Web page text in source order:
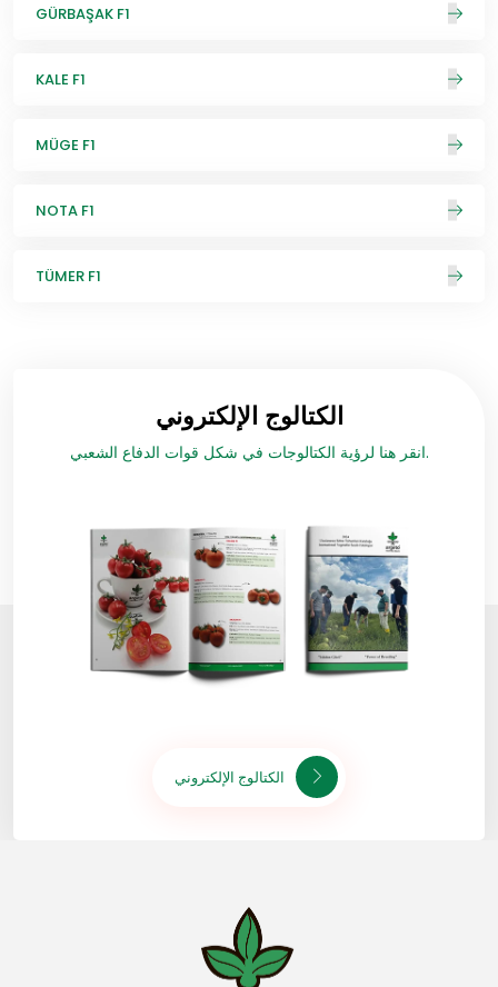
GÜRBAŞAK F1
KALE F1
MÜGE F1
NOTA F1
TÜMER F1
الكتالوج الإلكتروني
انقر هنا لرؤية الكتالوجات في شكل قوات الدفاع الشعبي.
الكتالوج الإلكتروني